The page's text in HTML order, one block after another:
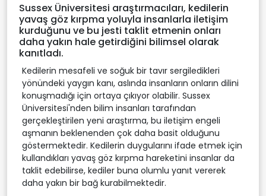
Sussex Üniversitesi araştırmacıları, kedilerin
yavaş göz kırpma yoluyla insanlarla iletişim
kurduğunu ve bu jesti taklit etmenin onları
daha yakın hale getirdiğini bilimsel olarak
kanıtladı.
Kedilerin mesafeli ve soğuk bir tavır sergiledikleri
yönündeki yaygın kanı, aslında insanların onların dilini
konuşmadığı için ortaya çıkıyor olabilir. Sussex
Üniversitesi'nden bilim insanları tarafından
gerçekleştirilen yeni araştırma, bu iletişim engeli
aşmanın beklenenden çok daha basit olduğunu
göstermektedir. Kedilerin duygularını ifade etmek için
kullandıkları yavaş göz kırpma hareketini insanlar da
taklit edebilirse, kediler buna olumlu yanıt vererek
daha yakın bir bağ kurabilmektedir.